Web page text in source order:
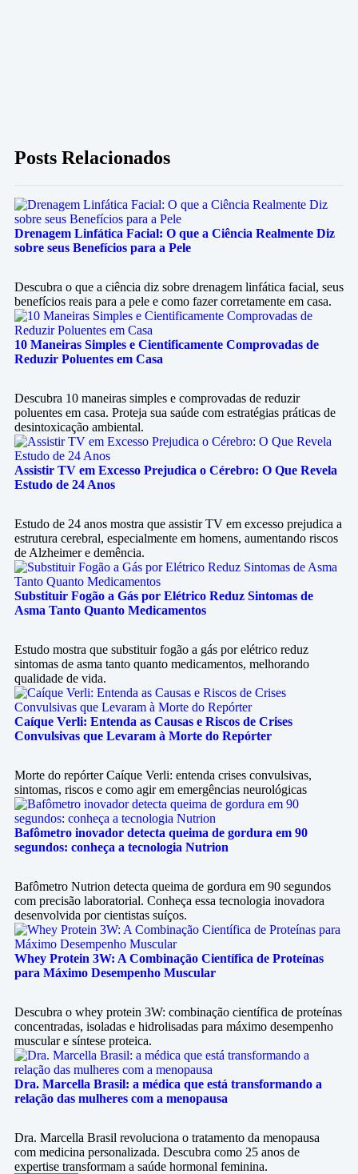
Posts Relacionados
Drenagem Linfática Facial: O que a Ciência Realmente Diz
sobre seus Benefícios para a Pele
Descubra o que a ciência diz sobre drenagem linfática facial, seus
benefícios reais para a pele e como fazer corretamente em casa.
10 Maneiras Simples e Cientificamente Comprovadas de
Reduzir Poluentes em Casa
Descubra 10 maneiras simples e comprovadas de reduzir
poluentes em casa. Proteja sua saúde com estratégias práticas de
desintoxicação ambiental.
Assistir TV em Excesso Prejudica o Cérebro: O Que Revela
Estudo de 24 Anos
Estudo de 24 anos mostra que assistir TV em excesso prejudica a
estrutura cerebral, especialmente em homens, aumentando riscos
de Alzheimer e demência.
Substituir Fogão a Gás por Elétrico Reduz Sintomas de
Asma Tanto Quanto Medicamentos
Estudo mostra que substituir fogão a gás por elétrico reduz
sintomas de asma tanto quanto medicamentos, melhorando
qualidade de vida.
Caíque Verli: Entenda as Causas e Riscos de Crises
Convulsivas que Levaram à Morte do Repórter
Morte do repórter Caíque Verli: entenda crises convulsivas,
sintomas, riscos e como agir em emergências neurológicas
Bafômetro inovador detecta queima de gordura em 90
segundos: conheça a tecnologia Nutrion
Bafômetro Nutrion detecta queima de gordura em 90 segundos
com precisão laboratorial. Conheça essa tecnologia inovadora
desenvolvida por cientistas suíços.
Whey Protein 3W: A Combinação Científica de Proteínas
para Máximo Desempenho Muscular
Descubra o whey protein 3W: combinação científica de proteínas
concentradas, isoladas e hidrolisadas para máximo desempenho
muscular e síntese proteica.
Dra. Marcella Brasil: a médica que está transformando a
relação das mulheres com a menopausa
Dra. Marcella Brasil revoluciona o tratamento da menopausa
com medicina personalizada. Descubra como 25 anos de
expertise transformam a saúde hormonal feminina.